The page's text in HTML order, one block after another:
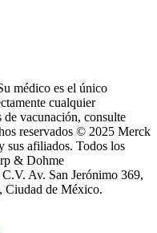
médico es el único
cualquier
de vacunación, consulte
reservados © 2025 Merck
afiliados. Todos los
& Dohme
Av. San Jerónimo 369,
Ciudad de México.